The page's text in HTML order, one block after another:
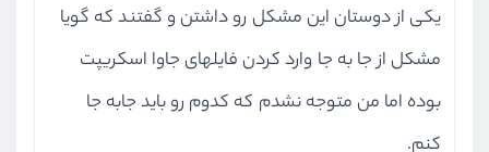
یکی از دوستان این مشکل رو داشتن و گفتند که گویا
مشکل از جا به جا وارد کردن فایلهای جاوا اسکریپت
بوده اما من متوجه نشدم که کدوم رو باید جابه جا